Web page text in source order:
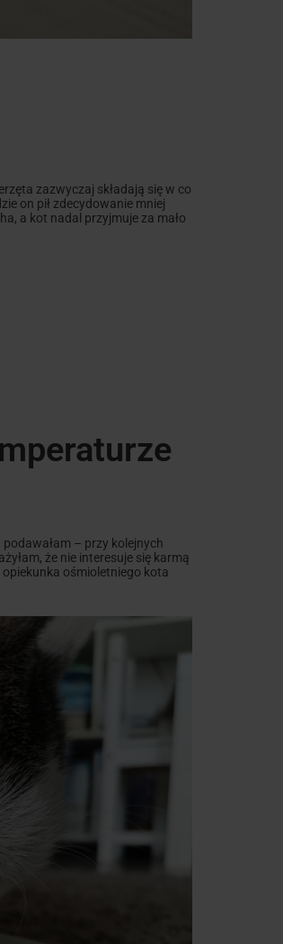
zazwyczaj składają się w co
on pił zdecydowanie mniej
a kot nadal przyjmuje za mało
– przy kolejnych
że nie interesuje się karmą
opiekunka ośmioletniego kota